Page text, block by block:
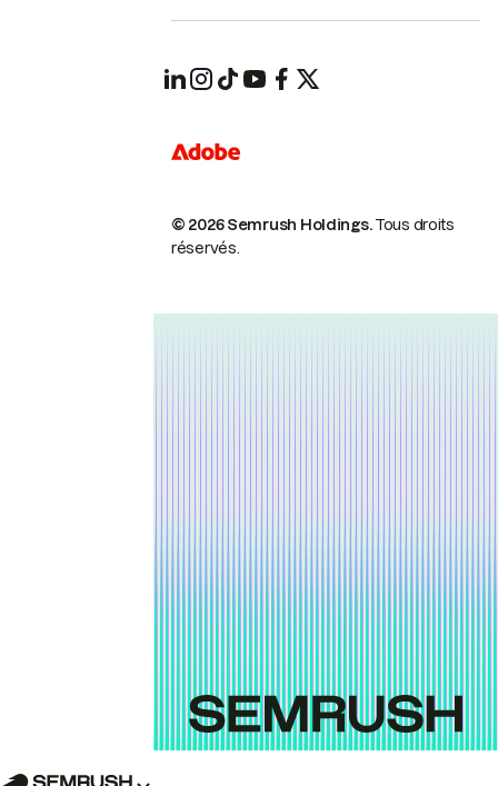
© 2026 Semrush Holdings.Tous droits
réservés.